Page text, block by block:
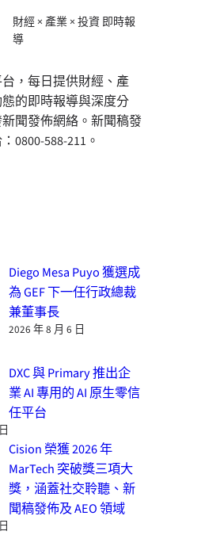
財經 × 產業 × 投資 即時報
導
，每日提供財經、產
的即時報導與深度分
聞發佈網絡。新聞稿發
0800-588-211。
Diego Mesa Puyo 獲選成
為 GEF 下一任行政總裁
兼董事長
2026 年 8 月 6 日
DXC 與 Primary 推出企
業 AI 專用的 AI 原生零信
任平台
Cision 榮獲 2026 年
MarTech 突破獎三項大
獎，涵蓋社交聆聽、新
聞稿發佈及 AEO 領域